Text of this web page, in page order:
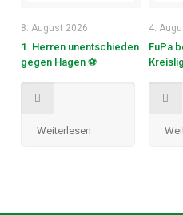
8. August 2026
1. Herren unentschieden
gegen Hagen ⚽
Weiterlesen
4.
FuPa